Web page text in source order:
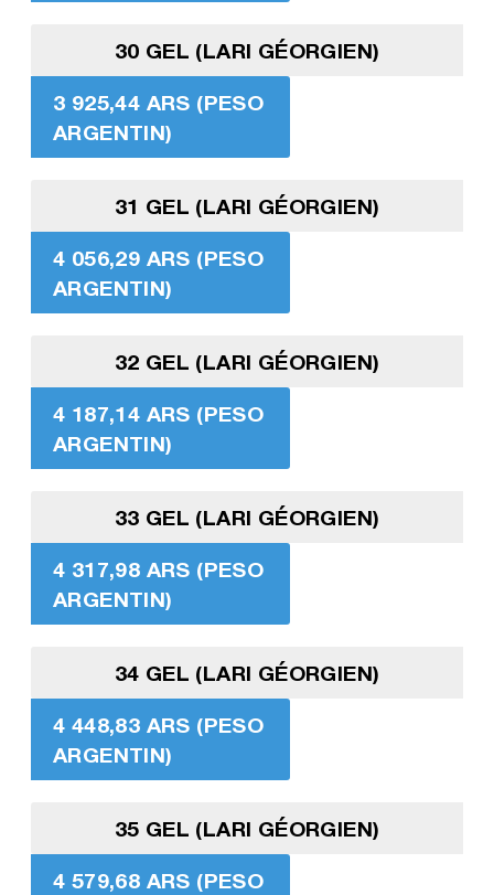
30 GEL (LARI GÉORGIEN)
3 925,44 ARS (PESO
ARGENTIN)
31 GEL (LARI GÉORGIEN)
4 056,29 ARS (PESO
ARGENTIN)
32 GEL (LARI GÉORGIEN)
4 187,14 ARS (PESO
ARGENTIN)
33 GEL (LARI GÉORGIEN)
4 317,98 ARS (PESO
ARGENTIN)
34 GEL (LARI GÉORGIEN)
4 448,83 ARS (PESO
ARGENTIN)
35 GEL (LARI GÉORGIEN)
4 579,68 ARS (PESO